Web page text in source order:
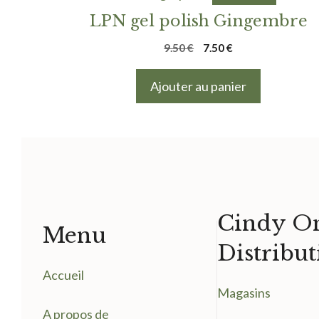
LPN gel polish Gingembre
9.50€
Le
initial
7.50€Le
actuel
Ajouter au panier
Menu
Accueil
A propos de
Cindy
Magasins